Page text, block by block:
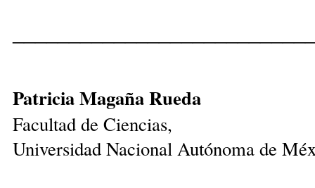
Patricia Magaña Rueda
Facultad de Ciencias,
Universidad Nacional Autónoma de